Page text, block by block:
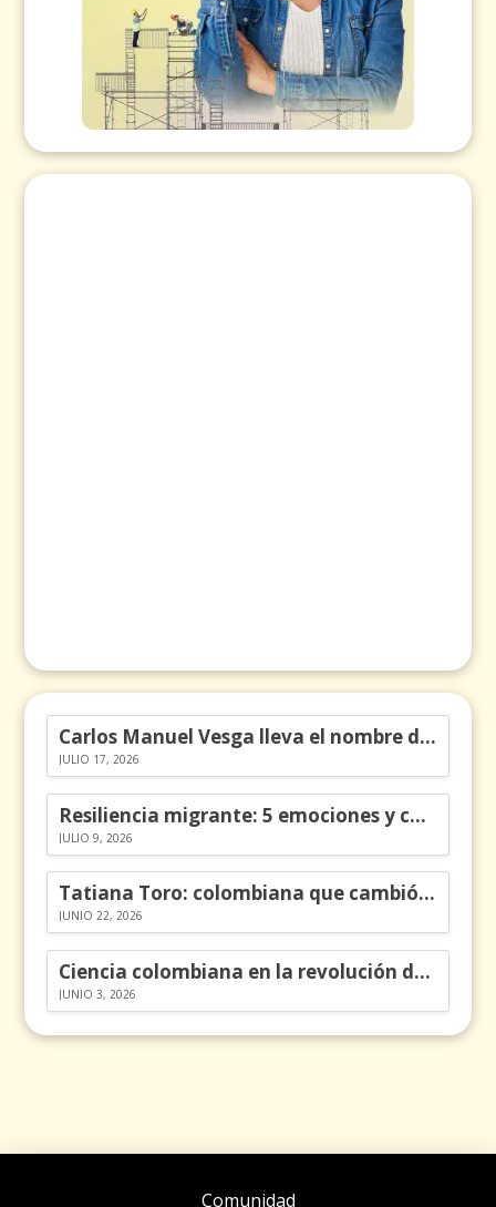
Carlos Manuel Vesga lleva el nombre de Colombia a los Emmy
JULIO 17, 2026
Resiliencia migrante: 5 emociones y cómo gestionarlas
JULIO 9, 2026
Tatiana Toro: colombiana que cambió la historia de las matemáticas
JUNIO 22, 2026
Ciencia colombiana en la revolución de los órganos en chips
JUNIO 3, 2026
Comunidad